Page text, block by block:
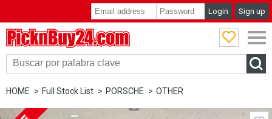
Login Sign up
HOME Full Stock List PORSCHE OTHER